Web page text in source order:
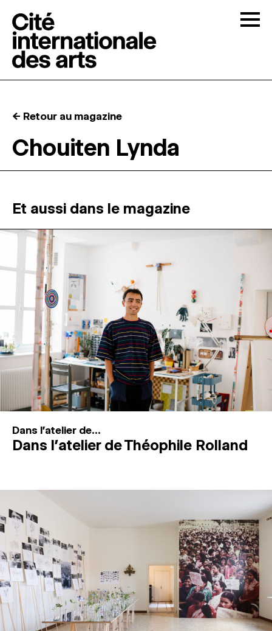
RÉSIDENCES ↓
ATELIERS OUVERTS
PROGRAMMATION
MAGAZINE
ESPACES DE PRATIQUE ARTISTIQUE ↓
Recherche
Connexion
← Retour au magazine
Chouiten Lynda
Et aussi dans le magazine
Dans l'atelier de...
Dans l’atelier de Théophile Rolland